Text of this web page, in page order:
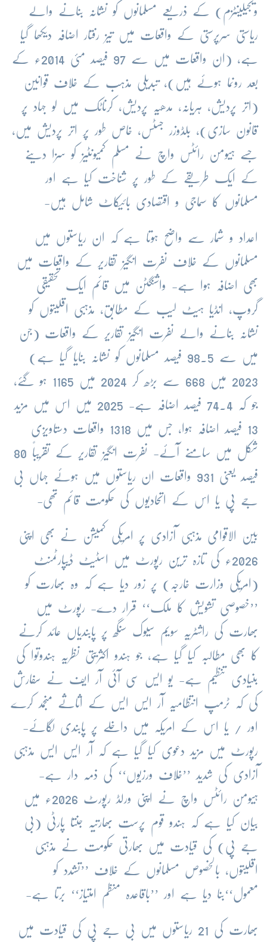
ویجیلینٹزم) کے ذریعے مسلمانوں کو نشانہ بنانے والے
ریاستی سرپرستی کے واقعات میں تیز رفتار اضافہ دیکھا گیا
ہے، (ان واقعات میں سے 97 فیصد مئی 2014ء کے
بعد رونما ہوئے ہیں)، تبدیلی مذہب کے خلاف قوانین
(اتر پردیش، ہریانہ، مدھیہ پردیش، کرناٹک میں لو جہاد پر
قانون سازی)، بلڈوزر جسٹس، خاص طور پر اتر پردیش میں،
جسے ہیومن رائٹس واچ نے مسلم کمیونٹیز کو سزا دینے
کے ایک طریقے کے طور پر شناخت کیا ہے اور
مسلمانوں کا سماجی و اقتصادی بائیکاٹ شامل ہیں-
اعداد و شمار سے واضح ہوتا ہے کہ ان ریاستوں میں
مسلمانوں کے خلاف نفرت انگیز تقاریر کے واقعات میں
بھی اضافہ ہوا ہے- واشنگٹن میں قائم ایک تحقیقی
گروپ، انڈیا ہیٹ لیب کے مطابق، مذہبی اقلیتوں کو
نشانہ بنانے والے نفرت انگیز تقاریر کے واقعات (جن
میں سے 98.5 فیصد مسلمانوں کو نشانہ بنایا گیا ہے)
2023 میں 668 سے بڑھ کر 2024 میں 1165 ہو گئے،
جو کہ 74.4 فیصد اضافہ ہے- 2025 میں اس میں مزید
13 فیصد اضافہ ہوا، جس میں 1318 واقعات دستاویزی
شکل میں سامنے آئے- نفرت انگیز تقاریر کے تقریباً 80
فیصد یعنی 931 واقعات ان ریاستوں میں ہوئے جہاں بی
جے پی یا اس کے اتحادیوں کی حکومت قائم تھی-
بین الاقوامی مذہبی آزادی پر امریکی کمیشن نے بھی اپنی
2026ء کی تازہ ترین رپورٹ میں اسٹیٹ ڈیپارٹمنٹ
(امریکی وزارت خارجہ) پر زور دیا ہے کہ وہ بھارت کو
’’خصوصی تشویش کا ملک‘‘ قرار دے- رپورٹ میں
بھارت کی راشٹریہ سویم سیوک سنگھ پر پابندیاں عائد کرنے
کا بھی مطالبہ کیا گیا ہے، جو ہندو اکثریتی نظریہ ہندوتوا کی
بنیادی تنظیم ہے- یو ایس سی آئی آر ایف نے سفارش
کی کہ ٹرمپ انتظامیہ آر ایس ایس کے اثاثے منجمد کرے
اور / یا اس کے امریکہ میں داخلے پر پابندی لگائے-
رپورٹ میں مزید دعوی کیا گیا ہے کہ آر ایس ایس مذہبی
آزادی کی شدید ’’خلاف ورزیوں‘‘ کی ذمہ دار ہے-
ہیومن رائٹس واچ نے اپنی ورلڈ رپورٹ 2026ء میں
بیان کیا ہے کہ ہندو قوم پرست بھارتیہ جنتا پارٹی (بی
جے پی) کی قیادت میں بھارتی حکومت نے مذہبی
اقلیتوں، بالخصوص مسلمانوں کے خلاف ’’تشدد کو
معمول‘‘بنا دیا ہے اور ’’باقاعدہ منظم امتیاز‘‘ برتا ہے-
بھارت کی 21 ریاستوں میں بی جے پی کی قیادت میں